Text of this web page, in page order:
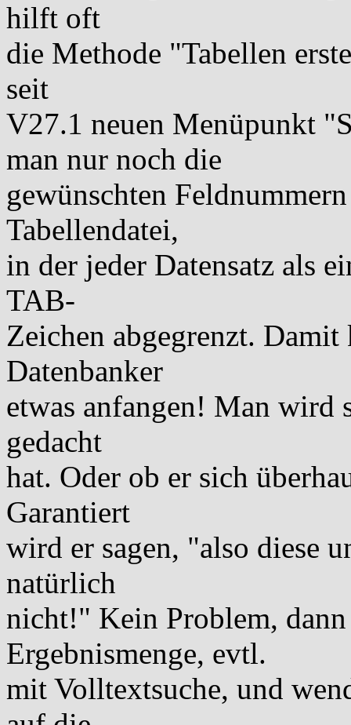
hilft oft
die Methode "Tabellen
seit
V27.1 neuen Menüpunkt
man nur noch die
gewünschten
Tabellendatei,
in der jeder Datensatz als
TAB-
Zeichen abgegrenzt.
Datenbanker
etwas anfangen! Man wird
gedacht
hat. Oder ob er sich
Garantiert
wird er sagen, "also diese
natürlich
nicht!" Kein Problem, dann
Ergebnismenge, evtl.
mit Volltextsuche, und